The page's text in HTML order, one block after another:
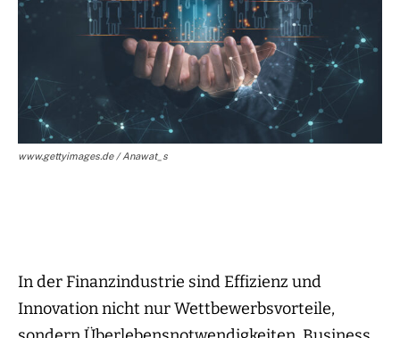
www.gettyimages.de / Anawat_s
In der Finanzindustrie sind Effizienz und
Innovation nicht nur Wettbewerbsvorteile,